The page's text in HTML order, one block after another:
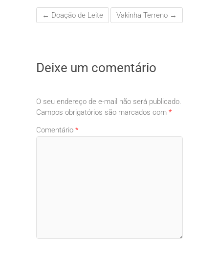
← Doação de Leite Vakinha Terreno →
Deixe um comentário
O seu endereço de e-mail não será publicado.
Campos obrigatórios são marcados com *
Comentário *